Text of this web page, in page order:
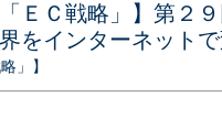
「ＥＣ戦略」】第
をインターネット
」】